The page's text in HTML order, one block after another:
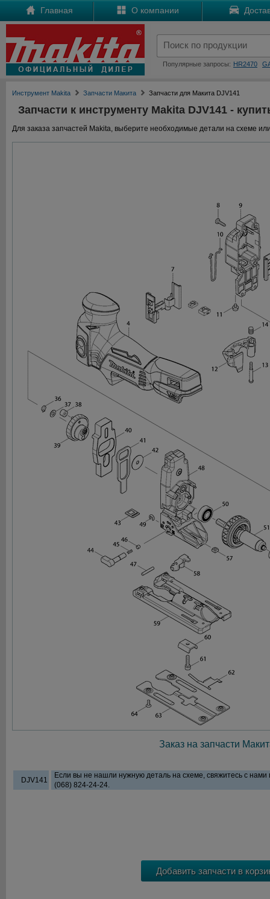
Главная О компании
Популярные запросы: HR2470
Инструмент Makita Запчасти Макита Запчасти для Макита DJV141
Запчасти к инструменту Makita DJV141 -
Для заказа запчастей Makita, выберите необходимые детали на схеме
Заказ на запчасти
DJV141
Если вы не нашли нужную деталь на схеме, свяжитесь с
(068) 824-24-24.